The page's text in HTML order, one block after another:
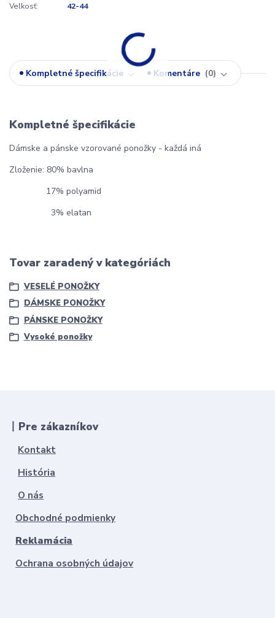
Veľkosť:
42-44
Kompletné špecifikácie Komentáre 0
Kompletné špecifikácie
Dámske a pánske vzorované ponožky - každá iná
Zloženie: 80% bavlna
17% polyamid
3% elatan
Tovar zaradený v kategóriách
VESELÉ PONOŽKY
DÁMSKE PONOŽKY
PÁNSKE PONOŽKY
Vysoké ponožky
丨Pre zákazníkov
Kontakt
História
O nás
Obchodné podmienky
Reklamácia
Ochrana osobných údajov